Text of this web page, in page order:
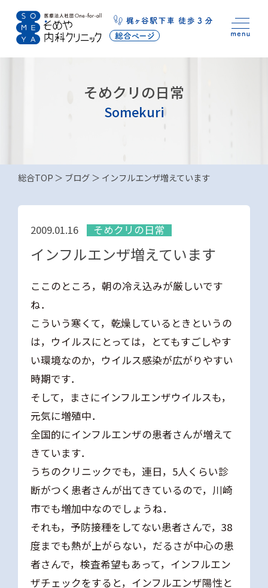
そめクリの日常
Somekuri
総合TOP ブログ インフルエンザ増えています
2009.01.16 そめクリの日常
インフルエンザ増えています
ここのところ，朝の冷え込みが厳しいです
ね．
こういう寒くて，乾燥しているときというの
は，ウイルスにとっては，とてもすごしやす
い環境なのか，ウイルス感染が広がりやすい
時期です．
そして，まさにインフルエンザウイルスも，
元気に増殖中．
全国的にインフルエンザの患者さんが増えて
きています．
うちのクリニックでも，連日，5人くらい診
断がつく患者さんが出てきているので，川崎
市でも増加中なのでしょうね．
それも，予防接種をしてない患者さんで，38
度までも熱が上がらない，だるさが中心の患
者さんで，検査希望もあって，インフルエン
ザチェックをすると，インフルエンザ陽性と